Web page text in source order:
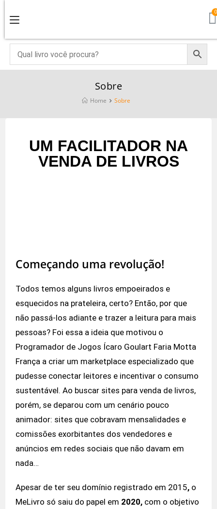
Sobre
Home Sobre
UM FACILITADOR NA
VENDA DE LIVROS
Começando uma revolução!
Todos temos alguns livros empoeirados e
esquecidos na prateleira, certo? Então, por que
não passá-los adiante e trazer a leitura para mais
pessoas? Foi essa a ideia que motivou o
Programador de Jogos Ícaro Goulart Faria Motta
França a criar um marketplace especializado que
pudesse conectar leitores e incentivar o consumo
sustentável. Ao buscar sites para venda de livros,
porém, se deparou com um cenário pouco
animador: sites que cobravam mensalidades e
comissões exorbitantes dos vendedores e
anúncios em redes sociais que não davam em
nada…
Apesar de ter seu domínio registrado em 2015, o
MeLivro só saiu do papel em 2020, com o objetivo